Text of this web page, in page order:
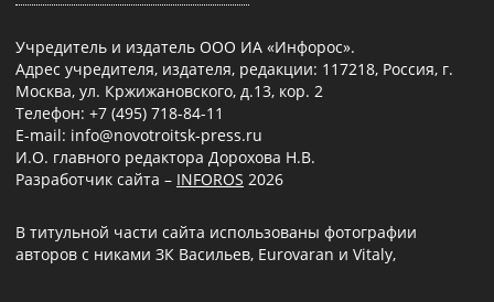
Учредитель и издатель ООО ИА «Инфорос».
Адрес учредителя, издателя, редакции: 117218, Россия, г.
Москва, ул. Кржижановского, д.13, кор. 2
Телефон: +7 (495) 718-84-11
E-mail: info@novotroitsk-press.ru
И.О. главного редактора Дорохова Н.В.
Разработчик сайта – INFOROS 2026
В титульной части сайта использованы фотографии
авторов с никами ЗК Васильев, Eurovaran и Vitaly,